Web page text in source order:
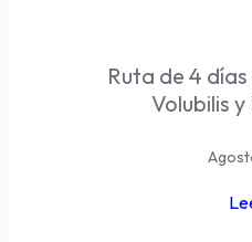
Ruta de 4
Volubilis